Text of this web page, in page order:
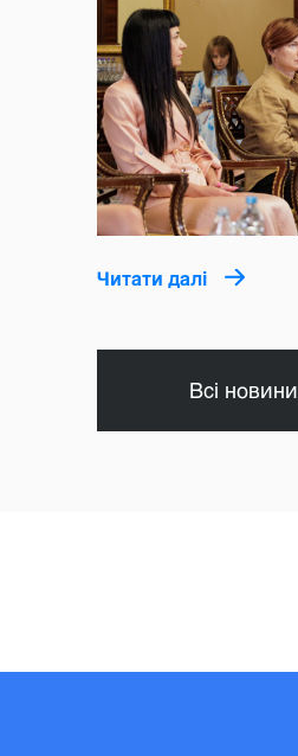
Читати далі
Всі новини